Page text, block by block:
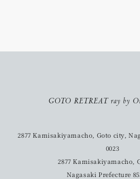
GOTO RETREAT ray by
2877 Kamisakiyamacho, Goto city,
0023
2877 Kamisakiyamacho,
Nagasaki Prefecture